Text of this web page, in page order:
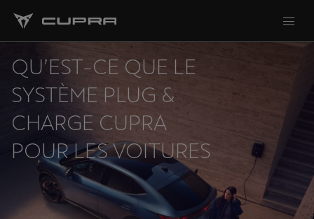
QU’EST-CE QUE LE
SYSTÈME PLUG &
CHARGE CUPRA
POUR LES VOITURES
ÉLECTRIQUES ?